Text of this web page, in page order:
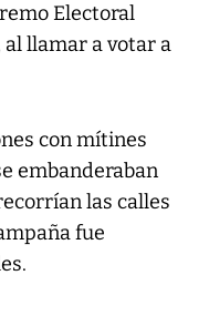
Electoral
al llamar a votar a
con mítines
embanderaban
las calles
fue